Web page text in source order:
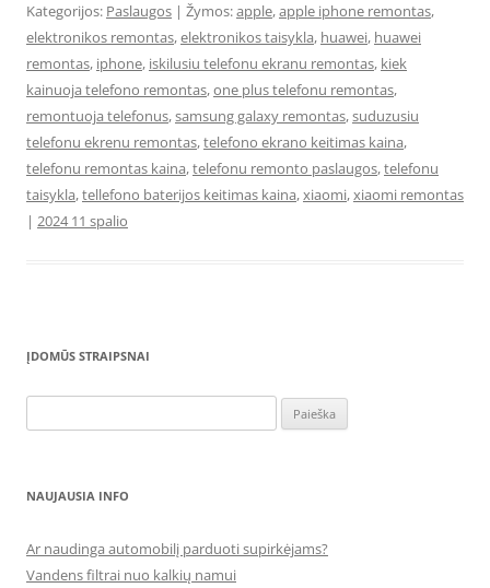
Kategorijos: Paslaugos | Žymos:apple,apple iphone remontas,
elektronikos remontas,elektronikos taisykla, huawei, huawei
remontas, iphone, iskilusiu telefonu ekranu remontas, kiek
kainuoja telefono remontas,one plus telefonu remontas,
remontuoja telefonus,samsung galaxy remontas,suduzusiu
telefonu ekrenu remontas,telefono ekrano keitimas kaina,
telefonu remontas kaina,telefonu remonto paslaugos,telefonu
taisykla,tellefono baterijos keitimas kaina,xiaomi,xiaomi remontas
| 2024 11 spalio
ĮDOMŪS STRAIPSNAI
NAUJAUSIA INFO
Ar naudinga automobilį parduoti supirkėjams?
Vandens filtrai nuo kalkių namui